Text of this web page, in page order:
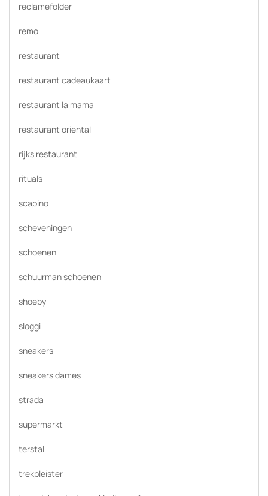
reclamefolder
remo
restaurant
restaurant cadeaukaart
restaurant la mama
restaurant oriental
rijks restaurant
rituals
scapino
scheveningen
schoenen
schuurman schoenen
shoeby
sloggi
sneakers
sneakers dames
strada
supermarkt
terstal
trekpleister